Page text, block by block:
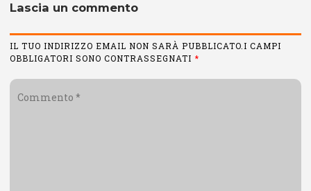
Lascia un commento
IL TUO INDIRIZZO EMAIL NON SARÀ PUBBLICATO.I CAMPI
OBBLIGATORI SONO CONTRASSEGNATI *